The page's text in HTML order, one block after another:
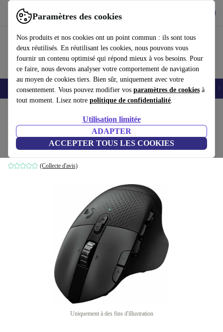
Paramètres des cookies
Nos produits et nos cookies ont un point commun : ils sont tous
deux réutilisés. En réutilisant les cookies, nous pouvons vous
fournir un contenu optimisé qui répond mieux à vos besoins. Pour
ce faire, nous devons analyser votre comportement de navigation
au moyen de cookies tiers. Bien sûr, uniquement avec votre
consentement. Vous pouvez modifier vos paramètres de cookies à
tout moment. Lisez notre politique de confidentialité.
Utilisation limitée
ADAPTER
ACCEPTER TOUS LES COOKIES
Utilisez refurbed rapidement et facilement
Smartphones Laptops Tablettes Montres connectées Accessoires
Logitech G604 Lightspeed
Noir
(Collecte d'avis)
Uniquement à des fins d'illustration